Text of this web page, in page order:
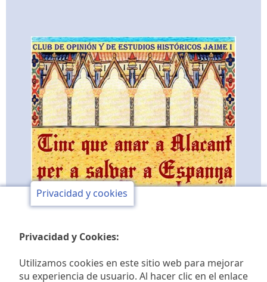
Privacidad y cookies
Privacidad y Cookies:
Utilizamos cookies en este sitio web para mejorar
su experiencia de usuario. Al hacer clic en el enlace